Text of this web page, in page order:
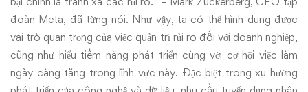
Trị
Rủi
Ro:
đoàn Meta, đã từng nói. Như vậy, ta có thể hình dung được
vai trò quan trọng của việc quản trị rủi ro đối với doanh nghiệp,
cũng như hiểu tiềm năng phát triển cùng với cơ hội việc làm
ngày càng tăng trong lĩnh vực này. Đặc biệt trong xu hướng